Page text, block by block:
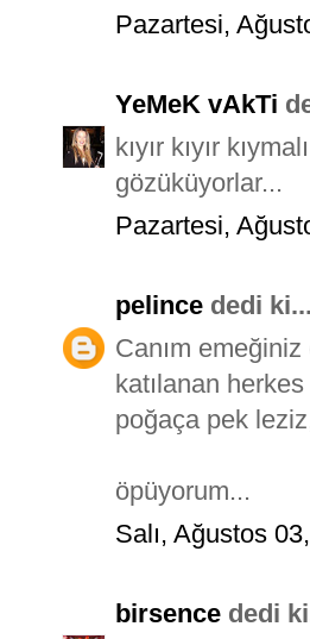
Pazartesi,
YeMeK vAkTi
kıyır kıyır
gözüküyorlar...
Pazartesi,
pelince dedi ki...
Canım
katılanan
poğaça pek
öpüyorum...
Salı, Ağustos
birsence dedi